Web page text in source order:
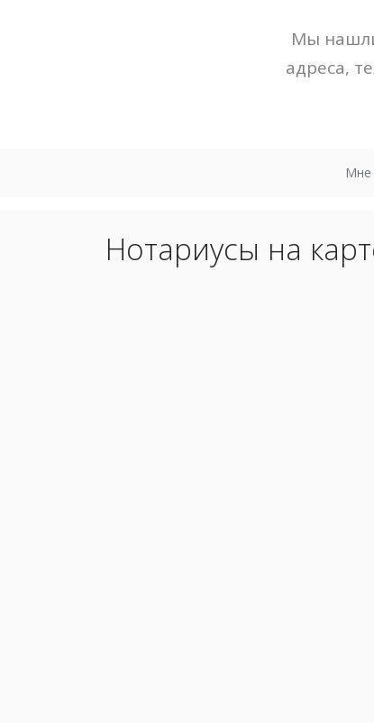
Мы
адреса,
Мне
Нотариусы на